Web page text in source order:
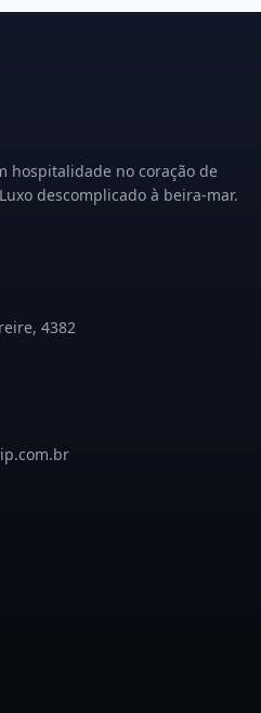
hospitalidade no coração de
descomplicado à beira-mar.
4382